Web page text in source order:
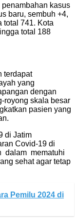
kasus
baru, sembuh +4,
total 741. Kota
total 188
terdapat
yang
dengan
royong skala besar
pasien yang
di Jatim
Covid-19 di
dalam mematuhi
sehat agar tetap
Pemilu 2024 di